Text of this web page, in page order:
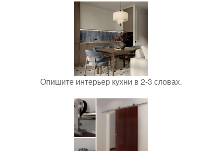
Опишите интерьер кухни в 2-3 словах.